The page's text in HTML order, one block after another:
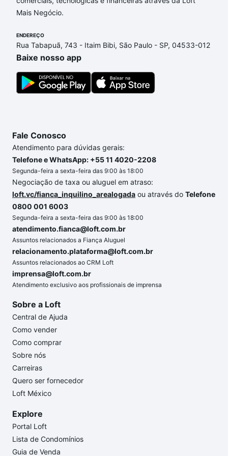
com nossas opções de financiamento imobiliário as
ainda tem alguma dúvida dos custos envolvidos no
processo de compra, veja em nosso portal quanto
custa comprar um apartamento
gente para comprar o imóvel dos seus sonhos com
segurança e conforto. Loft, com você até as
Mais Negócio.
ENDEREÇO
Rua Tabapuã, 743 - Itaim Bibi, São Paulo - SP, 04533-012
Baixe nosso app
Fale Conosco
Atendimento para dúvidas gerais:
Telefone e WhatsApp: +55 11 4020-2208
Segunda-feira a sexta-feira das 9:00 às 18:00
Negociação de taxa ou aluguel em atraso:
loft.vc/fianca_inquilino_arealogada ou através do Telefone
0800 001 6003
Segunda-feira a sexta-feira das 9:00 às 18:00
atendimento.fianca@loft.com.br
Assuntos relacionados a Fiança Aluguel
relacionamento.plataforma@loft.com.br
Assuntos relacionados ao CRM Loft
imprensa@loft.com.br
Atendimento exclusivo aos profissionais de imprensa
Sobre a Loft
Central de Ajuda
Como vender
Como comprar
Sobre nós
Carreiras
Quero ser fornecedor
Loft México
Explore
Portal Loft
Lista de Condomínios
Guia de Venda